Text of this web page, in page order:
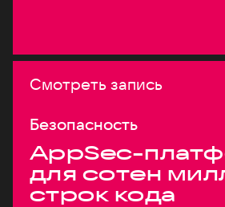
Смотреть запись
Безопасность
AppSec-
для сотен
строк кода